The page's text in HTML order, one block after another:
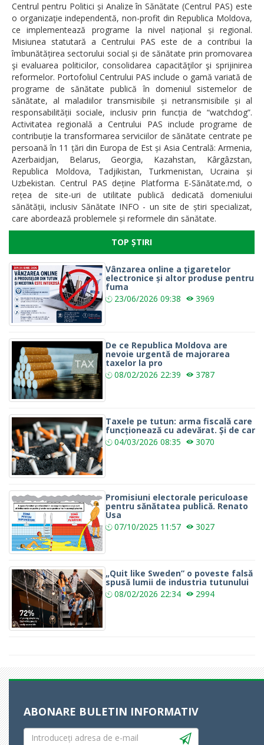
Centrul pentru Politici și Analize în Sănătate (Centrul PAS) este
o organizaţie independentă, non-profit din Republica Moldova,
ce implementează programe la nivel național și regional.
Misiunea statutară a Centrului PAS este de a contribui la
îmbunătățirea sectorului social și de sănătate prin promovarea
şi evaluarea politicilor, consolidarea capacităţilor şi sprijinirea
reformelor. Portofoliul Centrului PAS include o gamă variată de
programe de sănătate publică în domeniul sistemelor de
sănătate, al maladiilor transmisibile și netransmisibile și al
responsabilității sociale, inclusiv prin funcția de “watchdog”.
Activitatea regională a Centrului PAS include programe de
contribuție la transformarea serviciilor de sănătate centrate pe
persoană în 11 țări din Europa de Est și Asia Centrală: Armenia,
Azerbaidjan, Belarus, Georgia, Kazahstan, Kârgâzstan,
Republica Moldova, Tadjikistan, Turkmenistan, Ucraina și
Uzbekistan. Centrul PAS deține Platforma E-Sănătate.md, o
rețea de site-uri de utilitate publică dedicată domeniului
sănătății, inclusiv Sănătate INFO - un site de știri specializat,
care abordează problemele și reformele din sănătate.
TOP ȘTIRI
Vânzarea online a țigaretelor
electronice și altor produse pentru
fuma
23/06/2026 09:38 3969
De ce Republica Moldova are
nevoie urgentă de majorarea
taxelor la pro
08/02/2026 22:39 3787
Taxele pe tutun: arma fiscală care
funcționează cu adevărat. Și de car
04/03/2026 08:35 3070
Promisiuni electorale periculoase
pentru sănătatea publică. Renato
Usa
07/10/2025 11:57 3027
„Quit like Sweden” o poveste falsă
spusă lumii de industria tutunului
08/02/2026 22:34 2994
ABONARE BULETIN INFORMATIV